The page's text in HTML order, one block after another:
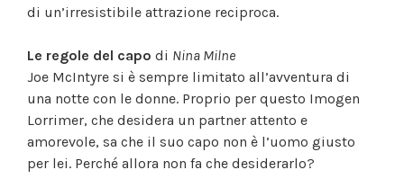
di un’irresistibile attrazione reciproca.
Le regole del capo di Nina Milne
Joe McIntyre si è sempre limitato all’avventura di
una notte con le donne. Proprio per questo Imogen
Lorrimer, che desidera un partner attento e
amorevole, sa che il suo capo non è l’uomo giusto
per lei. Perché allora non fa che desiderarlo?